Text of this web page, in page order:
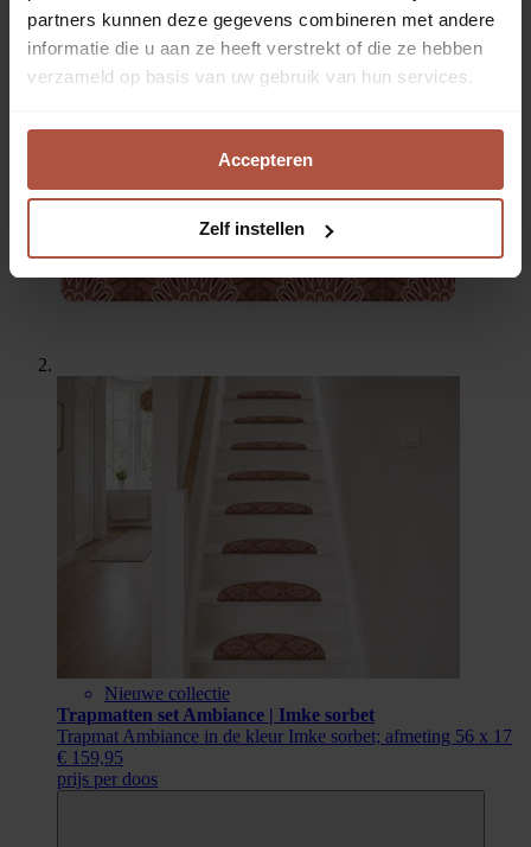
partners kunnen deze gegevens combineren met andere
informatie die u aan ze heeft verstrekt of die ze hebben
verzameld op basis van uw gebruik van hun services.
Accepteren
Zelf instellen
Default
Nieuwe collectie
Trapmatten set Ambiance | Imke sorbet
Trapmat Ambiance in de kleur Imke sorbet; afmeting 56 x 17
€ 159,95
prijs per doos